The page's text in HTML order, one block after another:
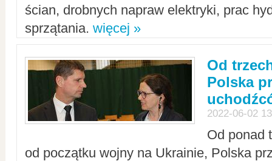
ścian, drobnych napraw elektryki, prac
sprzątania. więcej »
Od
Polska
2022-06-02
Od ponad
od początku wojny na Ukrainie, Polska